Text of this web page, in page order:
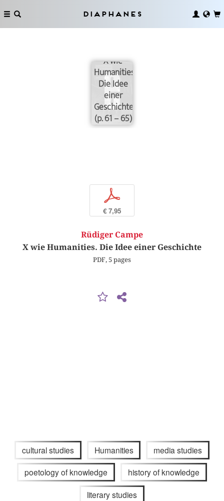
Diaphanes
X wie
Humanities.
Die Idee
einer
Geschichte
(p. 61 – 65)
p
€ 7,95
Rüdiger Campe
X wie Humanities. Die Idee einer Geschichte
PDF, 5 pages
cultural studies Humanities media studies
poetology of knowledge history of knowledge
literary studies